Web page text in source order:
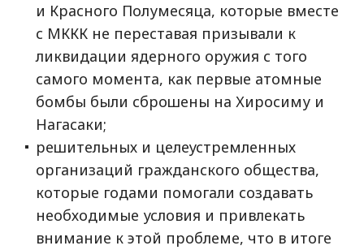
и Красного Полумесяца, которые вместе
с МККК не переставая призывали к
ликвидации ядерного оружия с того
самого момента, как первые атомные
бомбы были сброшены на Хиросиму и
Нагасаки;
решительных и целеустремленных
организаций гражданского общества,
которые годами помогали создавать
необходимые условия и привлекать
внимание к этой проблеме, что в итоге